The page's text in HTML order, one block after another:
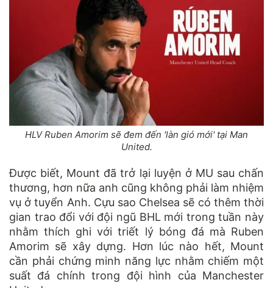
HLV Ruben Amorim sẽ đem đến 'làn gió mới' tại Man
United.
Được biết, Mount đã trở lại luyện ở MU sau chấn
thương, hơn nữa anh cũng không phải làm nhiệm
vụ ở tuyển Anh. Cựu sao Chelsea sẽ có thêm thời
gian trao đổi với đội ngũ BHL mới trong tuần này
nhằm thích ghi với triết lý bóng đá mà Ruben
Amorim sẽ xây dựng. Hơn lúc nào hết, Mount
cần phải chứng minh năng lực nhằm chiếm một
suất đá chính trong đội hình của Manchester